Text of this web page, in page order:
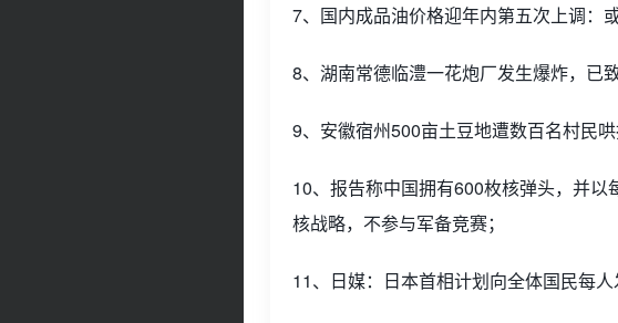
7、国内成品油价格迎年内第五次上调：
8、湖南常德临澧一花炮厂发生爆炸，已
9、安徽宿州500亩土豆地遭数百名村民
10、报告称中国拥有600枚核弹头，并
核战略，不参与军备竞赛；
11、日媒：日本首相计划向全体国民每